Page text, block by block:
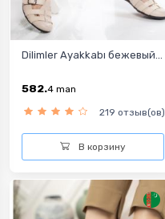
Dilimler Ayakkabı бежевый...
582.4 man
219 отзыв(ов)
В корзину